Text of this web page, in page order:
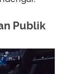
Publik